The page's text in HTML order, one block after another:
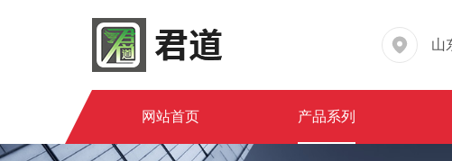
网站首页 产品系列